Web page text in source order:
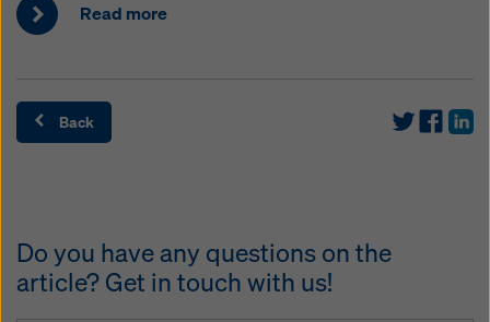
Read more
Back
Do you have any questions on the
article? Get in touch with us!